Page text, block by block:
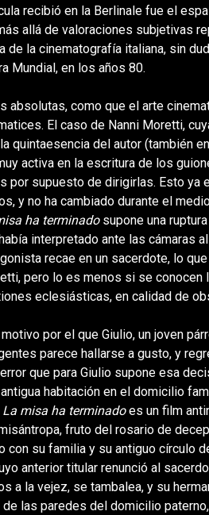
recibió en la Berlinale fue el
allá de valoraciones subjetivas
de la cinematografía italiana, sin
Mundial, en los años 80.
absolutas, como que el arte
El caso de Nanni Moretti,
quintaesencia del autor (también
activa en la escritura de los
por supuesto de dirigirlas. Esto ya
y no ha cambiado durante el
ha terminadosupone una
interpretado ante las cámaras
recae en un sacerdote, lo
pero lo es menos si se
eclesiásticas, en calidad de
por el que Giulio, un joven
parece hallarse a gusto, y
que para Giulio supone esa
habitación en el domicilio
La misa ha terminadoes un film
fruto del rosario de
con su familia y su antiguo círculo
anterior titular renunció al
a la vejez, se tambalea, y su
las paredes del domicilio